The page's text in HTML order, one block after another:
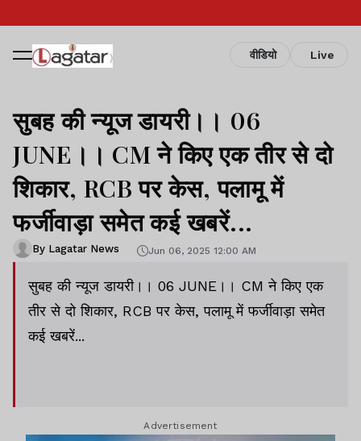
वीडियो Live
सुबह की न्यूज डायरी।। 06
JUNE।। CM ने किए एक तीर से दो
शिकार, RCB पर केस, पलामू में
फर्जीवाड़ा समेत कई खबरें...
By Lagatar News Jun 06, 2025 12:00 AM
सुबह की न्यूज डायरी।। 06 JUNE।। CM ने किए एक
तीर से दो शिकार, RCB पर केस, पलामू में फर्जीवाड़ा समेत
कई खबरें...
Advertisement